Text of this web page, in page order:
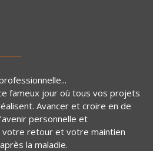
fameux jour où tous vos projets
Avancer et croire en de
personnelle et
votre retour et votre maintien
la maladie.